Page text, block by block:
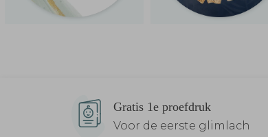
Gratis 1e proefdruk
Voor de eerste glimlach